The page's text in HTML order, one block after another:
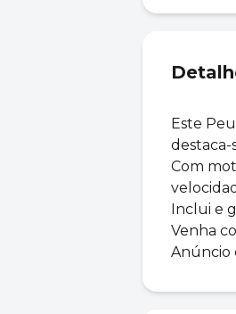
Este
destaca-
Com
Inclui e
Venha
Anúncio